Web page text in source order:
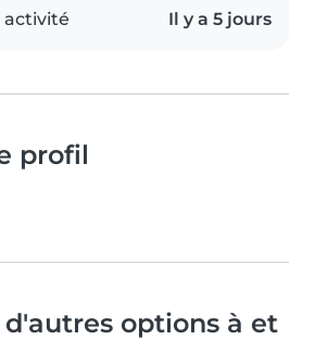
activité Il y a 5 jours
profil
options à et